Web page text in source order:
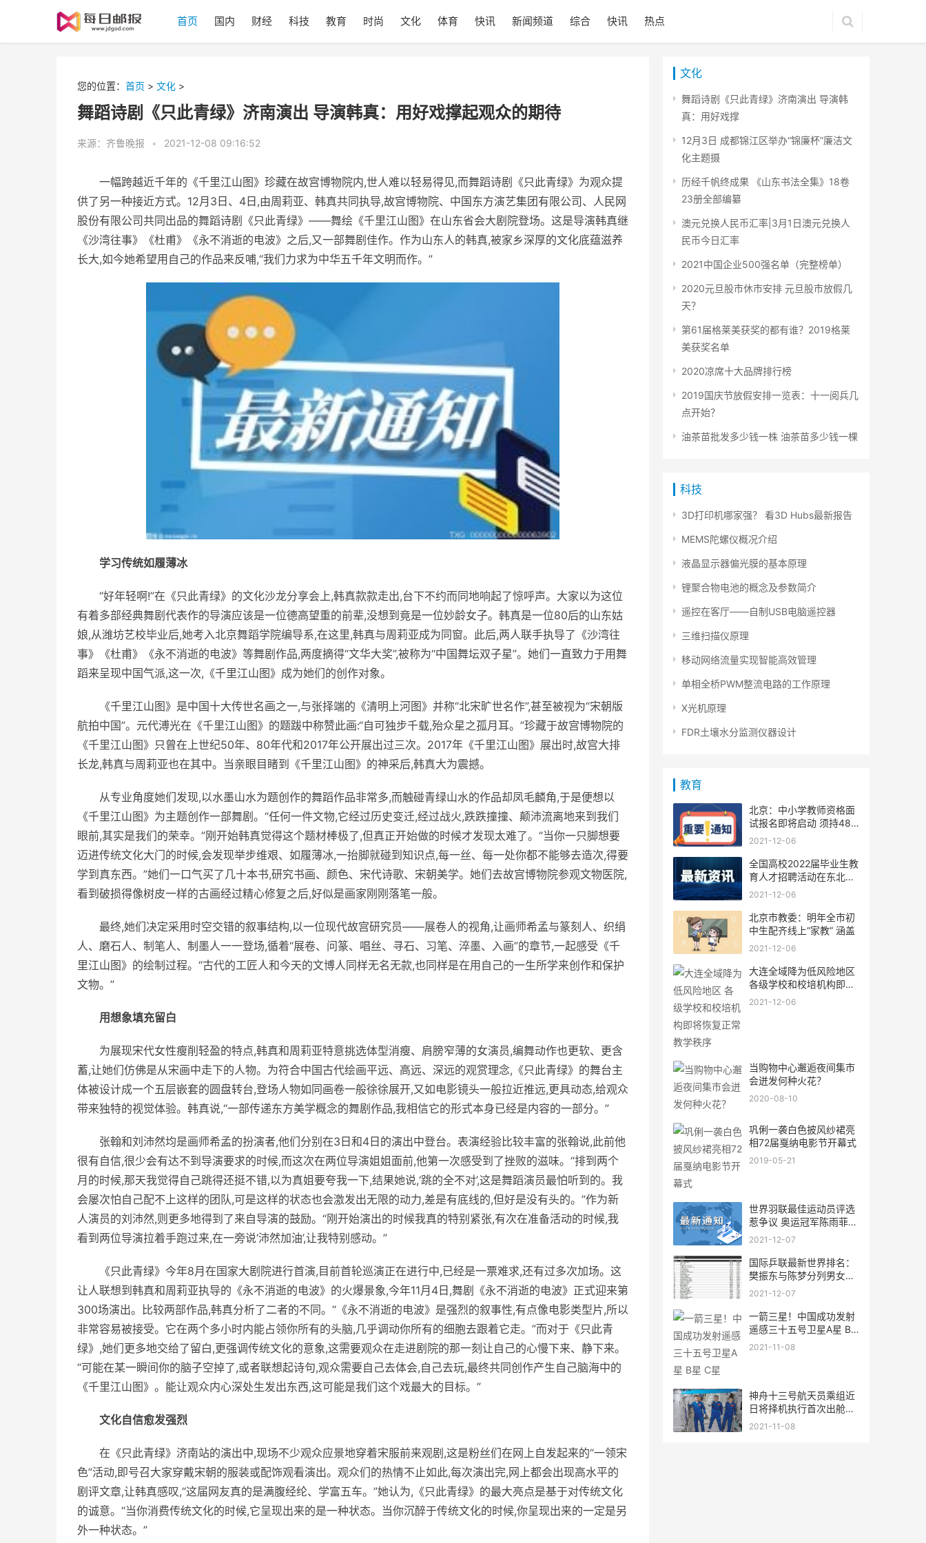
首页 国内 财经 科技 教育 时尚 文化 体育 快讯 新闻频道 综合 快讯 热点
您的位置： 首页 > 文化 >
舞蹈诗剧《只此青绿》济南演出 导演韩真：用好戏撑起观众的期待
来源：齐鲁晚报 • 2021-12-08 09:16:52
一幅跨越近千年的《千里江山图》珍藏在故宫博物院内,世人难以轻易得见,而舞蹈诗剧《只此青绿》为观众提
供了另一种接近方式。12月3日、4日,由周莉亚、韩真共同执导,故宫博物院、中国东方演艺集团有限公司、人民网
股份有限公司共同出品的舞蹈诗剧《只此青绿》——舞绘《千里江山图》在山东省会大剧院登场。这是导演韩真继
《沙湾往事》《杜甫》《永不消逝的电波》之后,又一部舞剧佳作。作为山东人的韩真,被家乡深厚的文化底蕴滋养
长大,如今她希望用自己的作品来反哺,“我们力求为中华五千年文明而作。”
学习传统如履薄冰
“好年轻啊!”在《只此青绿》的文化沙龙分享会上,韩真款款走出,台下不约而同地响起了惊呼声。大家以为这位
有着多部经典舞剧代表作的导演应该是一位德高望重的前辈,没想到竟是一位妙龄女子。韩真是一位80后的山东姑
娘,从潍坊艺校毕业后,她考入北京舞蹈学院编导系,在这里,韩真与周莉亚成为同窗。此后,两人联手执导了《沙湾往
事》《杜甫》《永不消逝的电波》等舞剧作品,两度摘得“文华大奖”,被称为“中国舞坛双子星”。她们一直致力于用舞
蹈来呈现中国气派,这一次,《千里江山图》成为她们的创作对象。
《千里江山图》是中国十大传世名画之一,与张择端的《清明上河图》并称“北宋旷世名作”,甚至被视为“宋朝版
航拍中国”。元代溥光在《千里江山图》的题跋中称赞此画:“自可独步千载,殆众星之孤月耳。”珍藏于故宫博物院的
《千里江山图》只曾在上世纪50年、80年代和2017年公开展出过三次。2017年《千里江山图》展出时,故宫大排
长龙,韩真与周莉亚也在其中。当亲眼目睹到《千里江山图》的神采后,韩真大为震撼。
从专业角度她们发现,以水墨山水为题创作的舞蹈作品非常多,而触碰青绿山水的作品却凤毛麟角,于是便想以
《千里江山图》为主题创作一部舞剧。“任何一件文物,它经过历史变迁,经过战火,跌跌撞撞、颠沛流离地来到我们
眼前,其实是我们的荣幸。”刚开始韩真觉得这个题材棒极了,但真正开始做的时候才发现太难了。“当你一只脚想要
迈进传统文化大门的时候,会发现举步维艰、如履薄冰,一抬脚就碰到知识点,每一丝、每一处你都不能够去造次,得要
学到真东西。”她们一口气买了几十本书,研究书画、颜色、宋代诗歌、宋朝美学。她们去故宫博物院参观文物医院,
看到破损得像树皮一样的古画经过精心修复之后,好似是画家刚刚落笔一般。
最终,她们决定采用时空交错的叙事结构,以一位现代故宫研究员——展卷人的视角,让画师希孟与篆刻人、织绢
人、磨石人、制笔人、制墨人一一登场,循着“展卷、问篆、唱丝、寻石、 习笔、淬墨、入画”的章节,一起感受《千
里江山图》的绘制过程。“古代的工匠人和今天的文博人同样无名无款,也同样是在用自己的一生所学来创作和保护
文物。”
用想象填充留白
为展现宋代女性瘦削轻盈的特点,韩真和周莉亚特意挑选体型消瘦、肩膀窄薄的女演员,编舞动作也更软、更含
蓄,让她们仿佛是从宋画中走下的人物。为符合中国古代绘画平远、高远、深远的观赏理念,《只此青绿》的舞台主
体被设计成一个五层嵌套的圆盘转台,登场人物如同画卷一般徐徐展开,又如电影镜头一般拉近推远,更具动态,给观众
带来独特的视觉体验。韩真说,“一部传递东方美学概念的舞剧作品,我相信它的形式本身已经是内容的一部分。”
张翰和刘沛然均是画师希孟的扮演者,他们分别在3日和4日的演出中登台。表演经验比较丰富的张翰说,此前他
很有自信,很少会有达不到导演要求的时候,而这次在两位导演姐姐面前,他第一次感受到了挫败的滋味。“排到两个
月的时候,那天我觉得自己跳得还挺不错,以为真姐要夸我一下,结果她说,‘跳的全不对’,这是舞蹈演员最怕听到的。我
会屡次怕自己配不上这样的团队,可是这样的状态也会激发出无限的动力,差是有底线的,但好是没有头的。”作为新
人演员的刘沛然,则更多地得到了来自导演的鼓励。“刚开始演出的时候我真的特别紧张,有次在准备活动的时候,我
看到两位导演拉着手跑过来,在一旁说‘沛然加油’,让我特别感动。”
《只此青绿》今年8月在国家大剧院进行首演,目前首轮巡演正在进行中,已经是一票难求,还有过多次加场。这
让人联想到韩真和周莉亚执导的《永不消逝的电波》的火爆景象,今年11月4日,舞剧《永不消逝的电波》正式迎来第
300场演出。比较两部作品,韩真分析了二者的不同。“《永不消逝的电波》是强烈的叙事性,有点像电影类型片,所以
非常容易被接受。它在两个多小时内能占领你所有的头脑,几乎调动你所有的细胞去跟着它走。”而对于《只此青
绿》,她们更多地交给了留白,更强调传统文化的意象,这需要观众在走进剧院的那一刻让自己的心慢下来、静下来。
“可能在某一瞬间你的脑子空掉了,或者联想起诗句,观众需要自己去体会,自己去玩,最终共同创作产生自己脑海中的
《千里江山图》。能让观众内心深处生发出东西,这可能是我们这个戏最大的目标。”
文化自信愈发强烈
在《只此青绿》济南站的演出中,现场不少观众应景地穿着宋服前来观剧,这是粉丝们在网上自发起来的“一领宋
色”活动,即号召大家穿戴宋朝的服装或配饰观看演出。观众们的热情不止如此,每次演出完,网上都会出现高水平的
剧评文章,让韩真感叹,“这届网友真的是满腹经纶、学富五车。”她认为,《只此青绿》的最大亮点是基于对传统文化
的诚意。“当你消费传统文化的时候,它呈现出来的是一种状态。当你沉醉于传统文化的时候,你呈现出来的一定是另
外一种状态。”
文化
舞蹈诗剧《只此青绿》济南演出 导演韩
真：用好戏撑
12月3日 成都锦江区举办“锦廉杯”廉洁文
化主题摄
历经千帆终成果 《山东书法全集》18卷
23册全部编纂
澳元兑换人民币汇率|3月1日澳元兑换人
民币今日汇率
2021中国企业500强名单（完整榜单）
2020元旦股市休市安排 元旦股市放假几
天？
第61届格莱美获奖的都有谁？2019格莱
美获奖名单
2020凉席十大品牌排行榜
2019国庆节放假安排一览表：十一阅兵几
点开始？
油茶苗批发多少钱一株 油茶苗多少钱一棵
科技
3D打印机哪家强？ 看3D Hubs最新报告
MEMS陀螺仪概况介绍
液晶显示器偏光膜的基本原理
锂聚合物电池的概念及参数简介
遥控在客厅――自制USB电脑遥控器
三维扫描仪原理
移动网络流量实现智能高效管理
单相全桥PWM整流电路的工作原理
X光机原理
FDR土壤水分监测仪器设计
教育
北京：中小学教师资格面
试报名即将启动 须持48
小时
2021-12-06
全国高校2022届毕业生教
育人才招聘活动在东北师
大启
2021-12-06
北京市教委：明年全市初
中生配齐线上“家教” 涵盖
2021-12-06
大连全域降为低风险地区
各级学校和校培机构即将
恢
2021-12-06
当购物中心邂逅夜间集市
会迸发何种火花？
2020-08-10
巩俐一袭白色披风纱裙亮
相72届戛纳电影节开幕式
2019-05-21
世界羽联最佳运动员评选
惹争议 奥运冠军陈雨菲为
何
2021-12-07
国际乒联最新世界排名：
樊振东与陈梦分列男女单
打第
2021-12-07
一箭三星！中国成功发射
遥感三十五号卫星A星 B
星 C星
2021-11-08
神舟十三号航天员乘组近
日将择机执行首次出舱活
动
2021-11-08